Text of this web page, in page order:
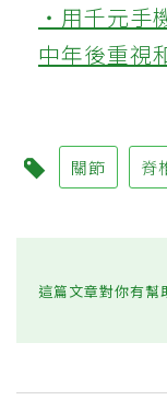
‧用千元手
中年後重視
關節 脊
這篇文章對你有幫